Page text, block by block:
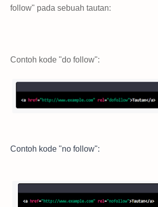
follow" pada sebuah tautan:
Contoh kode "do follow":
Contoh kode "no follow":